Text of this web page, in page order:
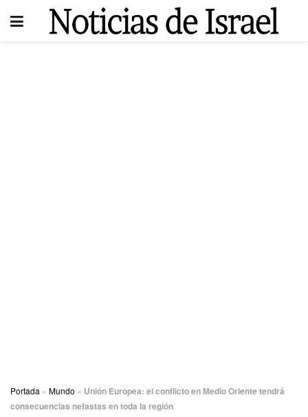
Portada » Mundo » Unión Europea: el conflicto en Medio Oriente tendrá
consecuencias nefastas en toda la región